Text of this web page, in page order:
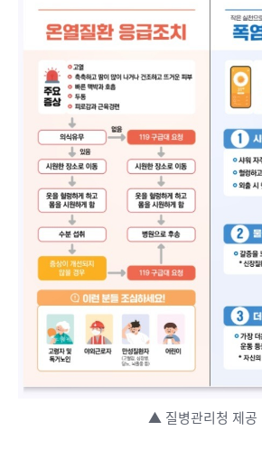
▲ 질병관리청 제공